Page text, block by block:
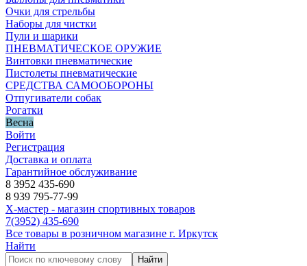
Очки для стрельбы
Наборы для чистки
Пули и шарики
ПНЕВМАТИЧЕСКОЕ ОРУЖИЕ
Винтовки пневматические
Пистолеты пневматические
СРЕДСТВА САМООБОРОНЫ
Отпугиватели собак
Рогатки
Весна
Войти
Регистрация
Доставка и оплата
Гарантийное обслуживание
8 3952 435-690
8 939 795-77-99
Х-мастер - магазин спортивных товаров
7(3952) 435-690
Все товары в розничном магазине г. Иркутск
Найти
Найти